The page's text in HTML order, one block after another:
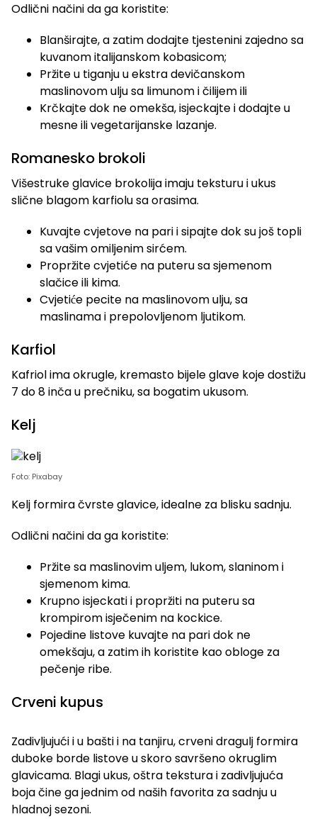
Odlični načini da ga koristite:
Blanširajte, a zatim dodajte tjestenini zajedno sa
kuvanom italijanskom kobasicom;
Pržite u tiganju u ekstra devičanskom
maslinovom ulju sa limunom i čilijem ili
Krčkajte dok ne omekša, isjeckajte i dodajte u
mesne ili vegetarijanske lazanje.
Romanesko brokoli
Višestruke glavice brokolija imaju teksturu i ukus
slične blagom karfiolu sa orasima.
Kuvajte cvjetove na pari i sipajte dok su još topli
sa vašim omiljenim sirćem.
Propržite cvjetiće na puteru sa sjemenom
slačice ili kima.
Cvjetiće pecite na maslinovom ulju, sa
maslinama i prepolovljenom ljutikom.
Karfiol
Kafriol ima okrugle, kremasto bijele glave koje dostižu
7 do 8 inča u prečniku, sa bogatim ukusom.
Kelj
Foto: Pixabay
Kelj formira čvrste glavice, idealne za blisku sadnju.
Odlični načini da ga koristite:
Pržite sa maslinovim uljem, lukom, slaninom i
sjemenom kima.
Krupno isjeckati i propržiti na puteru sa
krompirom isječenim na kockice.
Pojedine listove kuvajte na pari dok ne
omekšaju, a zatim ih koristite kao obloge za
pečenje ribe.
Crveni kupus
Zadivljujući i u bašti i na tanjiru, crveni dragulj formira
duboke borde listove u skoro savršeno okruglim
glavicama. Blagi ukus, oštra tekstura i zadivljujuća
boja čine ga jednim od naših favorita za sadnju u
hladnoj sezoni.